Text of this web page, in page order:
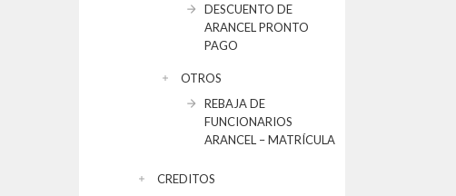
DESCUENTO DE
ARANCEL PRONTO
PAGO
OTROS
REBAJA DE
FUNCIONARIOS
ARANCEL – MATRÍCULA
CREDITOS